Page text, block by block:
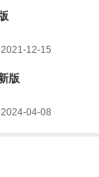
12-15
版
04-08